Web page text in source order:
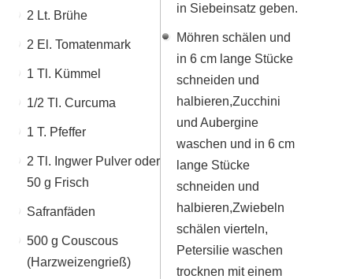
2 Lt. Brühe
2 El. Tomatenmark
1 Tl. Kümmel
1/2 Tl. Curcuma
1 T. Pfeffer
2 Tl. Ingwer Pulver oder
50 g Frisch
Safranfäden
500 g Couscous
(Harzweizengrieß)
in Siebeinsatz geben.
Möhren schälen und
in 6 cm lange Stücke
schneiden und
halbieren,Zucchini
und Aubergine
waschen und in 6 cm
lange Stücke
schneiden und
halbieren,Zwiebeln
schälen vierteln,
Petersilie waschen
trocknen mit einem